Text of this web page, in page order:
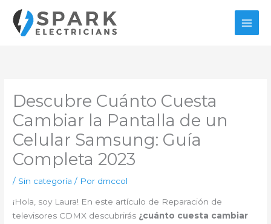
contenido
Descubre Cuánto Cuesta
Cambiar la Pantalla de un
Celular Samsung: Guía
Completa 2023
/ Sin categoría / Por dmccol
¡Hola, soy Laura! En este artículo de Reparación de
televisores CDMX descubrirás ¿cuánto cuesta cambiar